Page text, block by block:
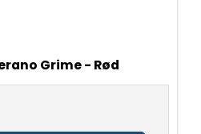
Grime - Rød